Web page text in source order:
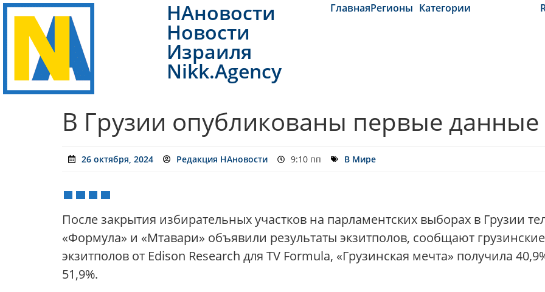
НАновости
Новости
Израиля
Nikk.Agency
ГлавнаяРегионы Категории
В Грузии опубликованы первые данные
26 октября, 2024 Редакция НАновости 9:10 пп В Мире
После закрытия избирательных участков на парламентских выборах в Грузии
«Формула» и «Мтавари» объявили результаты экзитполов, сообщают
экзитполов от Edison Research для TV Formula, «Грузинская мечта» получила
51,9%.